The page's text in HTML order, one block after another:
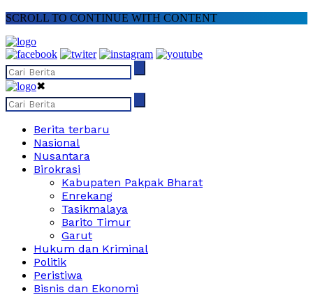
SCROLL TO CONTINUE WITH CONTENT
✖
Berita terbaru
Nasional
Nusantara
Birokrasi
Kabupaten Pakpak Bharat
Enrekang
Tasikmalaya
Barito Timur
Garut
Hukum dan Kriminal
Politik
Peristiwa
Bisnis dan Ekonomi